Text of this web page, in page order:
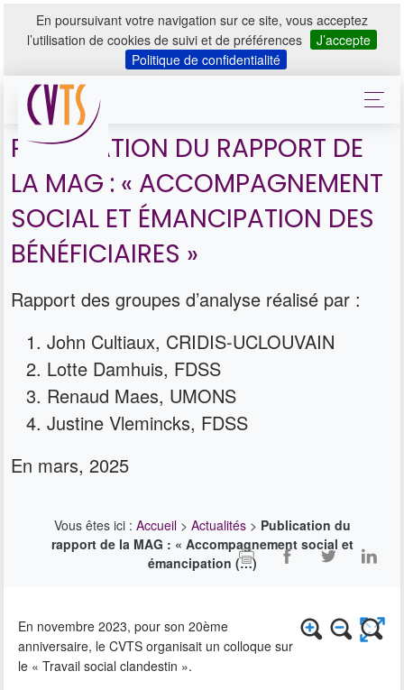
En poursuivant votre navigation sur ce site, vous acceptez
l’utilisation de cookies de suivi et de préférences
J’accepte
Politique de confidentialité
PUBLICATION DU RAPPORT DE
LA MAG : « ACCOMPAGNEMENT
SOCIAL ET ÉMANCIPATION DES
BÉNÉFICIAIRES »
Rapport des groupes d’analyse réalisé par :
John Cultiaux, CRIDIS-UCLOUVAIN
Lotte Damhuis, FDSS
Renaud Maes, UMONS
Justine Vlemincks, FDSS
En mars, 2025
Vous êtes ici : Accueil> Actualités> Publication du
rapport de la MAG : « Accompagnement social et
émancipation (…)
En novembre 2023, pour son 20ème
anniversaire, le CVTS organisait un colloque sur
le « Travail social clandestin ».